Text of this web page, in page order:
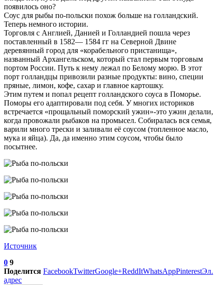
появилось оно?
Соус для рыбы по-польски похож больше на голландский.
Теперь немного истории.
Торговля с Англией, Данией и Голландией пошла через
поставленный в 1582— 1584 гг на Северной Двине
деревянный город для «корабельного пристанища»,
названный Архангельском, который стал первым торговым
портом России. Путь к нему лежал по Белому морю. В этот
порт голландцы привозили разные продукты: вино, специи
пряные, лимон, кофе, сахар и главное картошку.
Этим путем и попал рецепт голландского соуса в Поморье.
Поморы его адаптировали под себя. У многих историков
встречается «прощальный поморский ужин»-это ужин делали,
когда провожали рыбаков на промысел. Собиралась вся семья,
варили много трески и заливали её соусом (топленное масло,
мука и яйца). Да, да именно этим соусом, чтобы было
посытнее.
Источник
0 9
Поделится FacebookTwitterGoogle+ReddItWhatsAppPinterestЭл.
адрес